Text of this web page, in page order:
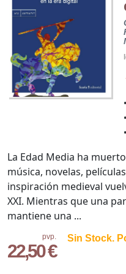
pvp.
22,50 €
Sin Stock.
La Edad Media ha
música, novelas,
inspiración medieval
XXI. Mientras que una
mantiene una ...